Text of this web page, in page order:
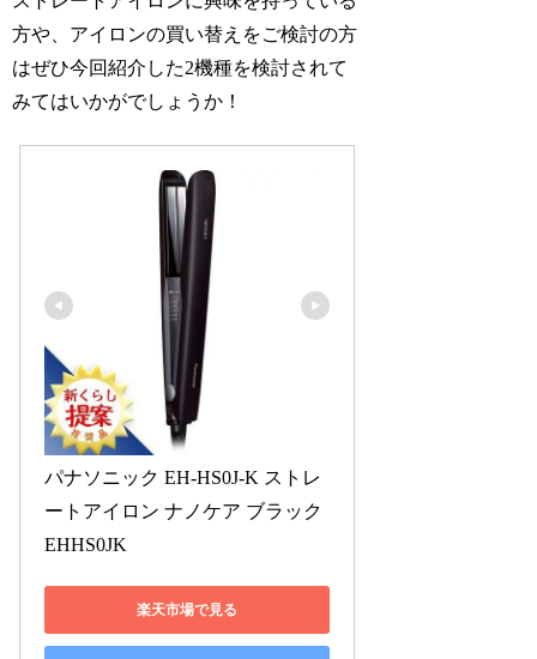
方や、アイロンの買い替えをご検討の方
はぜひ今回紹介した2機種を検討されて
みてはいかがでしょうか！
パナソニック EH-HS0J-K ストレ
ートアイロン ナノケア ブラック
EHHS0JK
楽天市場で見る